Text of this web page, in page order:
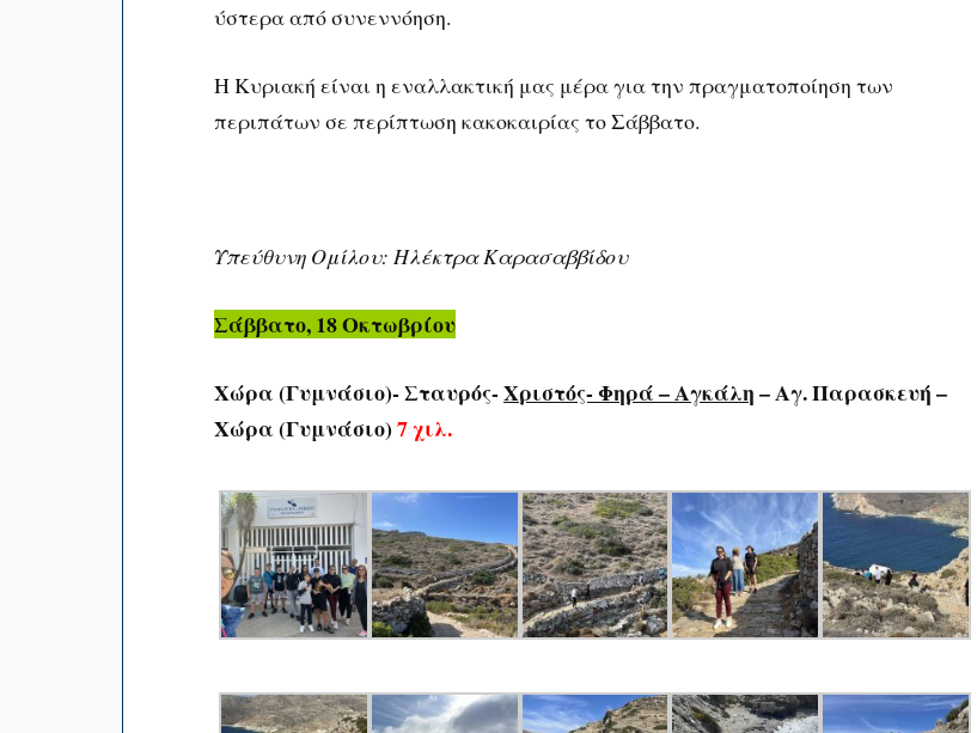
ύστερα από συνεννόηση.
Η Κυριακή είναι η εναλλακτική μας μέρα για την πραγματοποίηση των
περιπάτων σε περίπτωση κακοκαιρίας το Σάββατο.
Υπεύθυνη Ομίλου: Ηλέκτρα Καρασαββίδου
Σάββατο, 18 Οκτωβρίου
Χώρα (Γυμνάσιο)- Σταυρός-Χριστός- Φηρά – Αγκάλη– Αγ. Παρασκευή –
Χώρα (Γυμνάσιο)7 χιλ.